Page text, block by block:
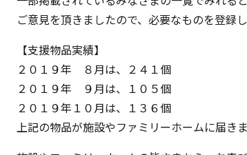
ご意見を頂きましたので、必要なものを登録
【支援物品実績】
２０１９年 ８月は、２４１個
２０１９年 ９月は、１０５個
２０１９年１０月は、１３６個
上記の物品が施設やファミリーホームに届き